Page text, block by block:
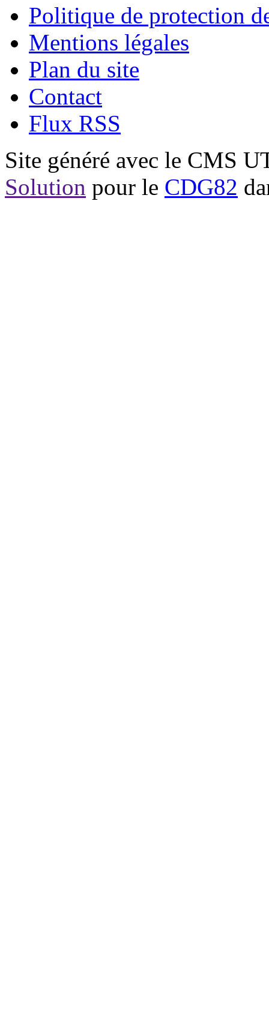
Politique de protection
Mentions légales
Plan du site
Contact
Flux RSS
Site généré avec le CMS
Solution pour le CDG82